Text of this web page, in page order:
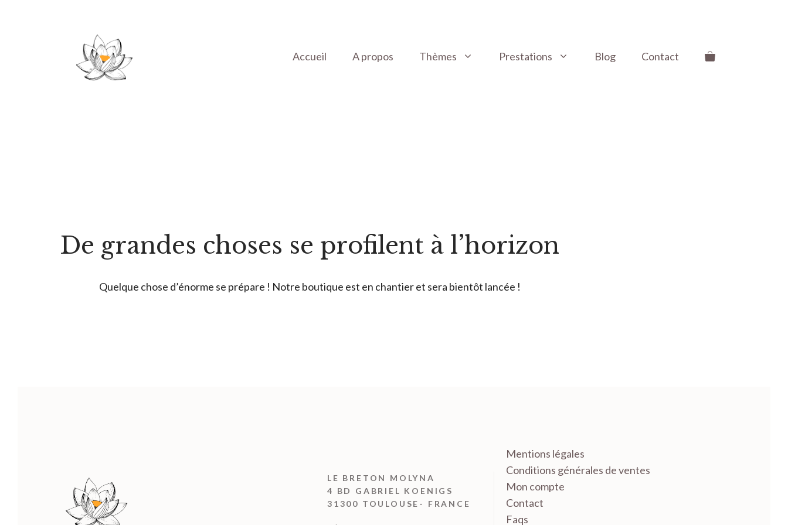
Accueil A propos Thèmes Prestations Blog Contact
De grandes choses se profilent à l’horizon
Quelque chose d’énorme se prépare ! Notre boutique est en chantier et sera bientôt lancée !
LE BRETON MOLYNA
4 BD GABRIEL KOENIGS
31300 TOULOUSE- FRANCE
Mentions légales
Conditions générales de ventes
Mon compte
Contact
Faqs